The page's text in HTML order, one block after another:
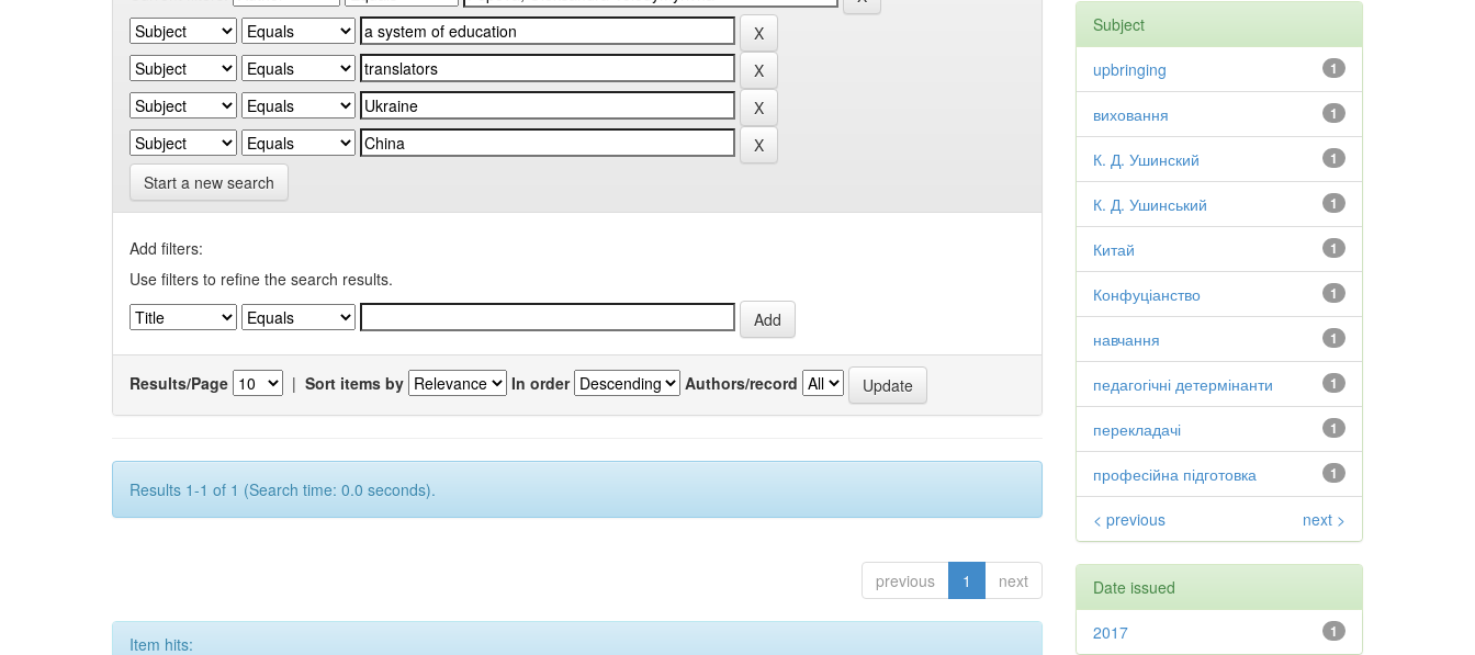
Start a new search
Add filters:
Use filters to refine the search results.
Results/Page | Sort items by In order Authors/record
Results 1-1 of 1 (Search time: 0.0 seconds).
previous 1 next
Item hits:
Subject
1
upbringing
1
виховання
1
К. Д. Ушинский
1
К. Д. Ушинський
1
Китай
1
Конфуціанство
1
навчання
1
педагогічні детермінанти
1
перекладачі
1
професійна підготовка
< previous next >
Date issued
1
2017